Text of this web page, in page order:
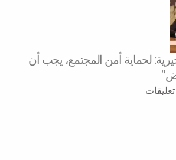
لحماية أمن المجتمع، يجب أن